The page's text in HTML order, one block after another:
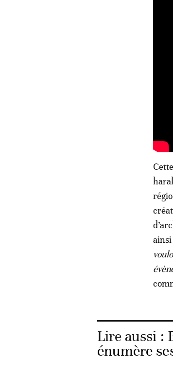
ainsi
Lire aussi :
énumère